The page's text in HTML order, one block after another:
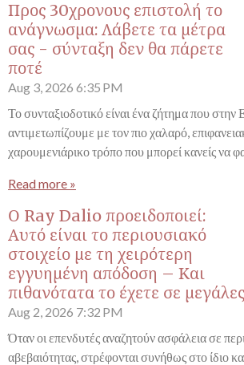
Προς 30χρονους επιστολή το
ανάγνωσμα: Λάβετε τα μέτρα
σας - σύνταξη δεν θα πάρετε
ποτέ
Aug 3, 2026 6:35 PM
Το συνταξιοδοτικό είναι ένα ζήτημα που στην
αντιμετωπίζουμε με τον πιο χαλαρό,
χαρουμενιάρικο τρόπο που μπορεί κανείς να
Read more »
Ο Ray Dalio προειδοποιεί:
Αυτό είναι το περιουσιακό
στοιχείο με τη χειρότερη
εγγυημένη απόδοση – Και
πιθανότατα το έχετε σε
Aug 2, 2026 7:32 PM
Όταν οι επενδυτές αναζητούν ασφάλεια σε
αβεβαιότητας, στρέφονται συνήθως στο ίδιο